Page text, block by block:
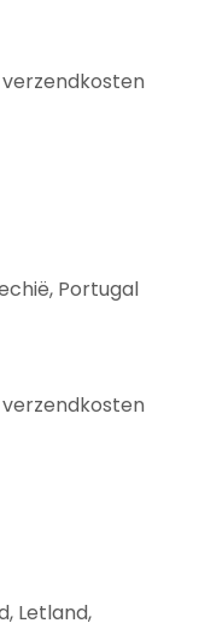
Portugal
Letland,